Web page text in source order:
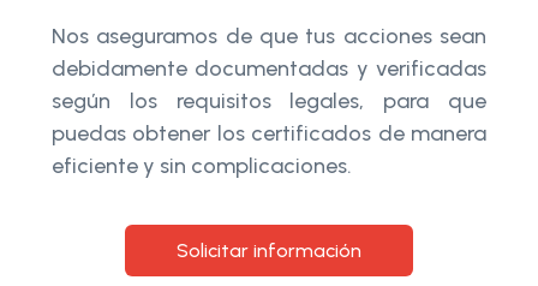
Nos aseguramos de que tus acciones sean
debidamente documentadas y verificadas
según los requisitos legales, para que
puedas obtener los certificados de manera
eficiente y sin complicaciones.
Solicitar información